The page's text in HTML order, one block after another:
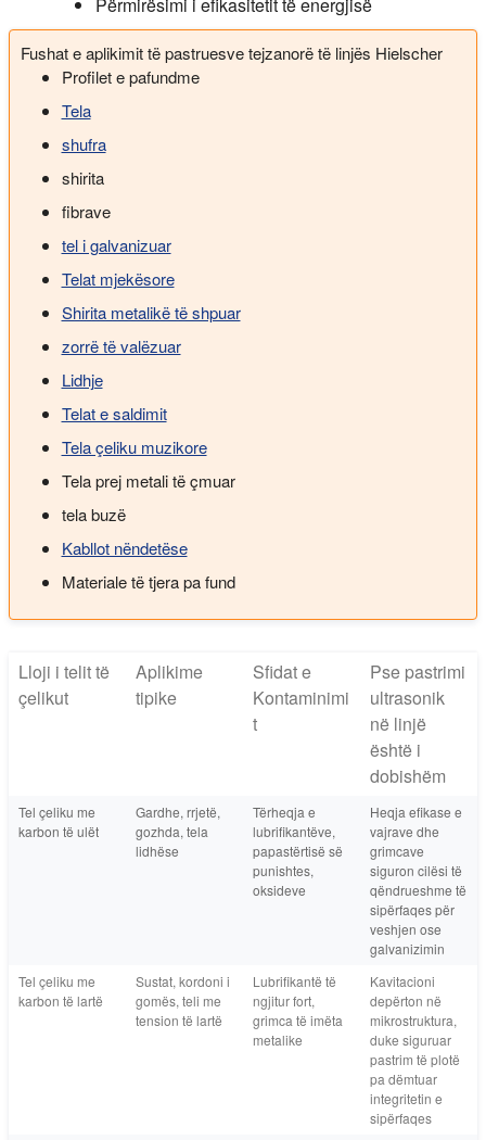
Fushat e aplikimit të pastruesve tejzanorë të linjës Hielscher
Profilet e pafundme
Tela
shufra
shirita
fibrave
tel i galvanizuar
Telat mjekësore
Shirita metalikë të shpuar
zorrë të valëzuar
Lidhje
Telat e saldimit
Tela çeliku muzikore
Tela prej metali të çmuar
tela buzë
Kabllot nëndetëse
Materiale të tjera pa fund
Lloji i telit të
çelikut
Aplikime
tipike
Sfidat e
Kontaminimi
t
Pse pastrimi
ultrasonik
në linjë
është i
dobishëm
Tel çeliku me
karbon të ulët
Gardhe, rrjetë,
gozhda, tela
lidhëse
Tërheqja e
lubrifikantëve,
papastërtisë së
punishtes,
oksideve
Heqja efikase e
vajrave dhe
grimcave
siguron cilësi të
qëndrueshme të
sipërfaqes për
veshjen ose
galvanizimin
Tel çeliku me
karbon të lartë
Sustat, kordoni i
gomës, teli me
tension të lartë
Lubrifikantë të
ngjitur fort,
grimca të imëta
metalike
Kavitacioni
depërton në
mikrostruktura,
duke siguruar
pastrim të plotë
pa dëmtuar
integritetin e
sipërfaqes